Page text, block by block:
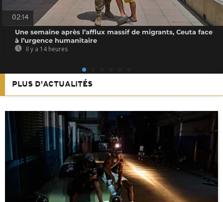
02:14
Une semaine après l’afflux massif de migrants, Ceuta face
à l’urgence humanitaire
Il y a 14 heures
PLUS D'ACTUALITÉS